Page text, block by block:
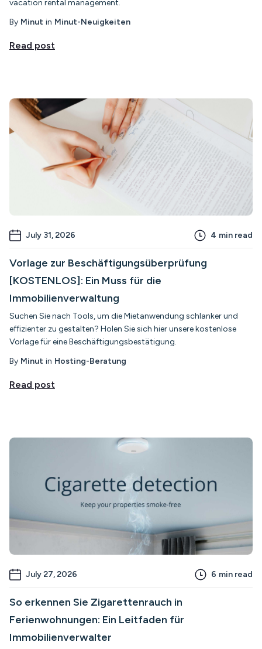
vacation rental management.
By Minut in Minut-Neuigkeiten
Read post
July 31, 2026 4 min read
Vorlage zur Beschäftigungsüberprüfung
[KOSTENLOS]: Ein Muss für die
Immobilienverwaltung
Suchen Sie nach Tools, um die Mietanwendung schlanker und
effizienter zu gestalten? Holen Sie sich hier unsere kostenlose
Vorlage für eine Beschäftigungsbestätigung.
By Minut in Hosting-Beratung
Read post
July 27, 2026 6 min read
So erkennen Sie Zigarettenrauch in
Ferienwohnungen: Ein Leitfaden für
Immobilienverwalter